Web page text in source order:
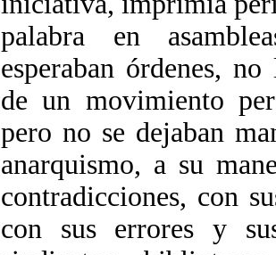
palabra en
esperaban órdenes,
de un movimiento
pero no se dejaban
anarquismo, a su
contradicciones, con
con sus errores y